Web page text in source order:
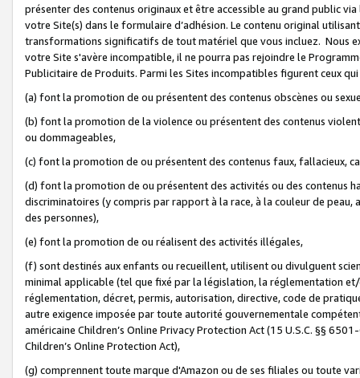
présenter des contenus originaux et être accessible au grand public
votre Site(s) dans le formulaire d’adhésion. Le contenu original
transformations significatifs de tout matériel que vous incluez. Nous
votre Site s'avère incompatible, il ne pourra pas rejoindre le
Publicitaire de Produits. Parmi les Sites incompatibles figurent ceux
(a) font la promotion de ou présentent des contenus obscènes ou
(b) font la promotion de la violence ou présentent des contenus
ou dommageables,
(c) font la promotion de ou présentent des contenus faux, fallacieux,
(d) font la promotion de ou présentent des activités ou des contenus
discriminatoires (y compris par rapport à la race, à la couleur de
des personnes),
(e) font la promotion de ou réalisent des activités illégales,
(f) sont destinés aux enfants ou recueillent, utilisent ou divulguent
minimal applicable (tel que fixé par la législation, la réglementation
réglementation, décret, permis, autorisation, directive, code de
autre exigence imposée par toute autorité gouvernementale
américaine Children’s Online Privacy Protection Act (15 U.S.C. §§
Children’s Online Protection Act),
(g) comprennent toute marque d'Amazon ou de ses filiales ou toute